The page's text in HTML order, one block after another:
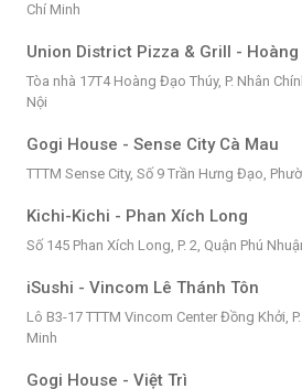
Chí Minh
Union District Pizza & Grill -
Tòa nhà 17T4 Hoàng Đạo Thúy, P. Nhân
Nội
Gogi House - Sense City Cà Mau
TTTM Sense City, Số 9 Trần Hưng Đạo,
Kichi-Kichi - Phan Xích Long
Số 145 Phan Xích Long, P. 2, Quận Phú
iSushi - Vincom Lê Thánh Tôn
Lô B3-17 TTTM Vincom Center Đồng Khởi,
Minh
Gogi House - Việt Trì